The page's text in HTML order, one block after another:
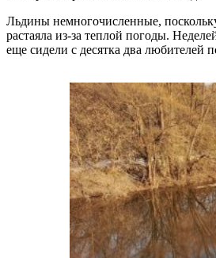
Льдины немногочисленные,
растаяла из-за теплой погоды.
еще сидели с десятка два любителей